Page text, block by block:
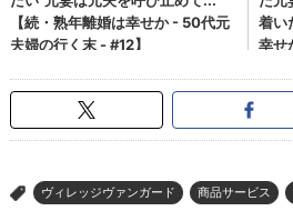
> ヴィレッジヴァンガード 商品サービス